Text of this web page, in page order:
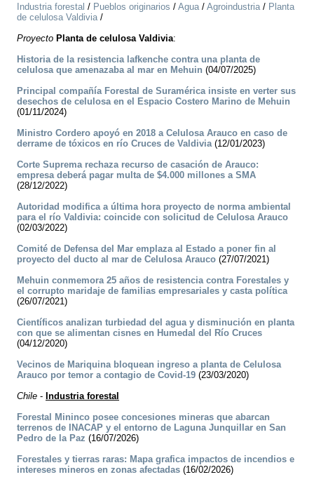
Industria forestal / Pueblos originarios / Agua/ Agroindustria/ Planta
de celulosa Valdivia/
Proyecto Planta de celulosa Valdivia:
Historia de la resistencia lafkenche contra una planta de
celulosa que amenazaba al mar en Mehuin (04/07/2025)
Principal compañía Forestal de Suramérica insiste en verter sus
desechos de celulosa en el Espacio Costero Marino de Mehuin
(01/11/2024)
Ministro Cordero apoyó en 2018 a Celulosa Arauco en caso de
derrame de tóxicos en río Cruces de Valdivia(12/01/2023)
Corte Suprema rechaza recurso de casación de Arauco:
empresa deberá pagar multa de $4.000 millones a SMA
(28/12/2022)
Autoridad modifica a última hora proyecto de norma ambiental
para el río Valdivia: coincide con solicitud de Celulosa Arauco
(02/03/2022)
Comité de Defensa del Mar emplaza al Estado a poner fin al
proyecto del ducto al mar de Celulosa Arauco (27/07/2021)
Mehuin conmemora 25 años de resistencia contra Forestales y
el corrupto maridaje de familias empresariales y casta política
(26/07/2021)
Científicos analizan turbiedad del agua y disminución en planta
con que se alimentan cisnes en Humedal del Río Cruces
(04/12/2020)
Vecinos de Mariquina bloquean ingreso a planta de Celulosa
Arauco por temor a contagio de Covid-19 (23/03/2020)
Chile - Industria forestal
Forestal Mininco posee concesiones mineras que abarcan
terrenos de INACAP y el entorno de Laguna Junquillar en San
Pedro de la Paz (16/07/2026)
Forestales y tierras raras: Mapa grafica impactos de incendios e
intereses mineros en zonas afectadas (16/02/2026)